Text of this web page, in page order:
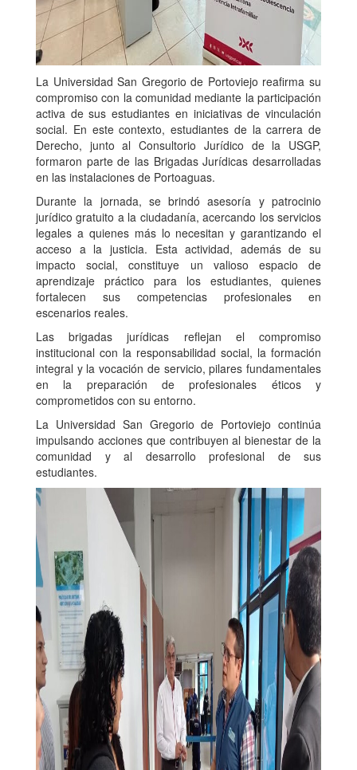
La Universidad San Gregorio de Portoviejo reafirma su
compromiso con la comunidad mediante la participación
activa de sus estudiantes en iniciativas de vinculación
social. En este contexto, estudiantes de la carrera de
Derecho, junto al Consultorio Jurídico de la USGP,
formaron parte de las Brigadas Jurídicas desarrolladas
en las instalaciones de Portoaguas.
Durante la jornada, se brindó asesoría y patrocinio
jurídico gratuito a la ciudadanía, acercando los servicios
legales a quienes más lo necesitan y garantizando el
acceso a la justicia. Esta actividad, además de su
impacto social, constituye un valioso espacio de
aprendizaje práctico para los estudiantes, quienes
fortalecen sus competencias profesionales en
escenarios reales.
Las brigadas jurídicas reflejan el compromiso
institucional con la responsabilidad social, la formación
integral y la vocación de servicio, pilares fundamentales
en la preparación de profesionales éticos y
comprometidos con su entorno.
La Universidad San Gregorio de Portoviejo continúa
impulsando acciones que contribuyen al bienestar de la
comunidad y al desarrollo profesional de sus
estudiantes.